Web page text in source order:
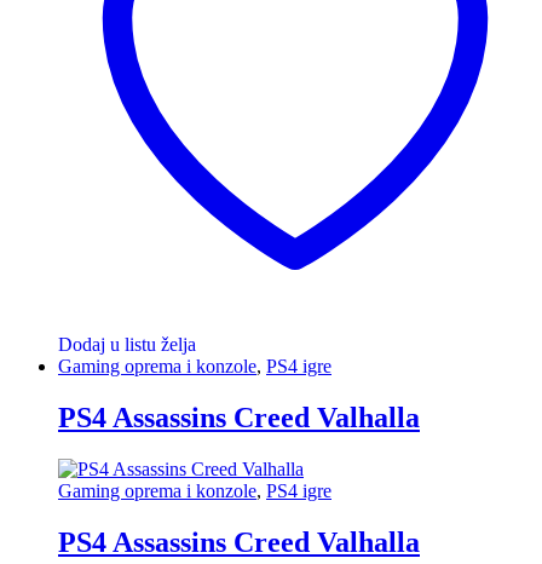
Dodaj u listu želja
Gaming oprema i konzole, PS4 igre
PS4 Assassins Creed Valhalla
Gaming oprema i konzole, PS4 igre
PS4 Assassins Creed Valhalla